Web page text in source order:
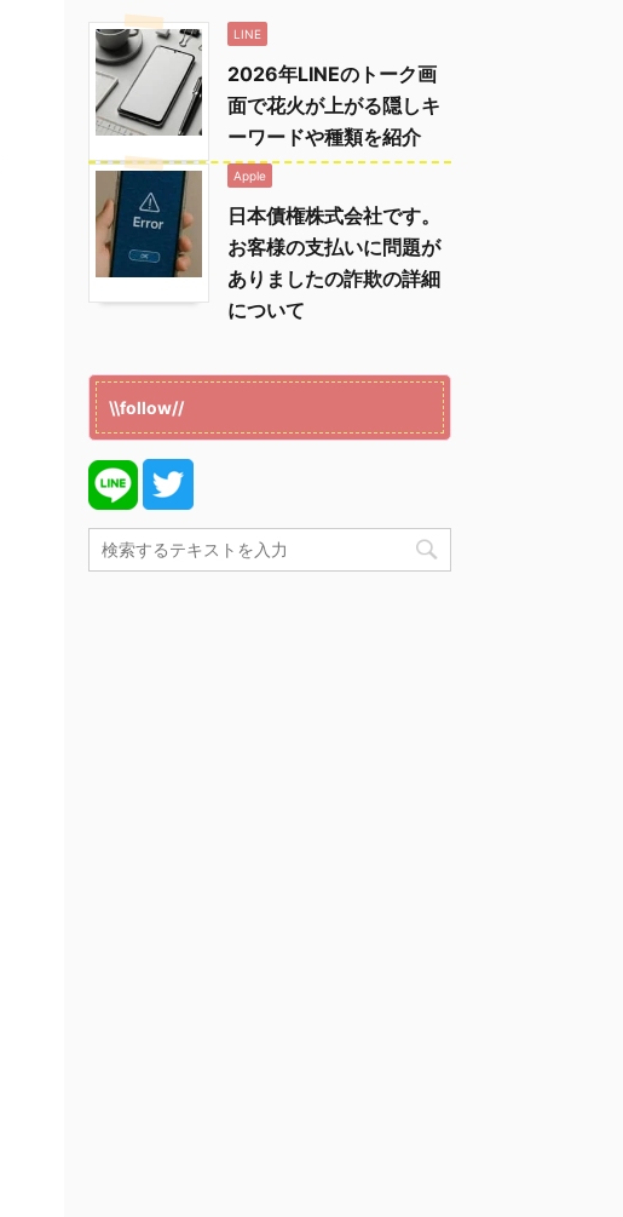
LINE
2026年LINEのトーク画
面で花火が上がる隠しキ
ーワードや種類を紹介
Apple
日本債権株式会社です。
お客様の支払いに問題が
ありましたの詐欺の詳細
について
\\follow//